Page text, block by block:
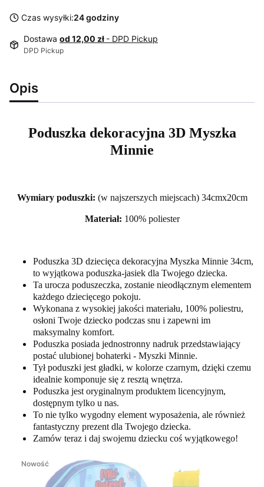
Czas wysyłki:24 godziny
Dostawa od 12,00 zł - DPD Pickup
DPD Pickup
Opis
Poduszka dekoracyjna 3D Myszka
Minnie
Wymiary poduszki: (w najszerszych miejscach) 34cmx20cm
Materiał: 100% poliester
Poduszka 3D dziecięca dekoracyjna Myszka Minnie 34cm,
to wyjątkowa poduszka-jasiek dla Twojego dziecka.
Ta urocza poduszeczka, zostanie nieodłącznym elementem
każdego dziecięcego pokoju.
Wykonana z wysokiej jakości materiału, 100% poliestru,
osłoni Twoje dziecko podczas snu i zapewni im
maksymalny komfort.
Poduszka posiada jednostronny nadruk przedstawiający
postać ulubionej bohaterki - Myszki Minnie.
Tył poduszki jest gładki, w kolorze czarnym, dzięki czemu
idealnie komponuje się z resztą wnętrza.
Poduszka jest oryginalnym produktem licencyjnym,
dostępnym tylko u nas.
To nie tylko wygodny element wyposażenia, ale również
fantastyczny prezent dla Twojego dziecka.
Zamów teraz i daj swojemu dziecku coś wyjątkowego!
Nowość